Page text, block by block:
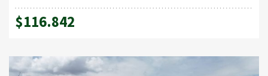
$116.842